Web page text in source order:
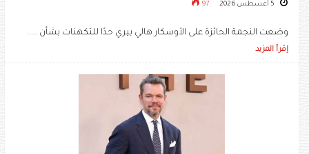
97
وضعت النجمة الحائزة على الأوسكار هالي بيري حدًا للتكهنات بشأن .....
إقرأ المزيد